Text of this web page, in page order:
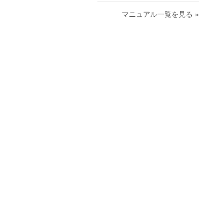
マニュアル一覧を見る »